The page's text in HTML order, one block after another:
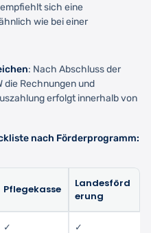
sich eine
wie bei einer
: Nach Abschluss der
die Rechnungen und
erfolgt innerhalb von
nach Förderprogramm:
Pflegekasse
Landesförd
erung
✓ ✓